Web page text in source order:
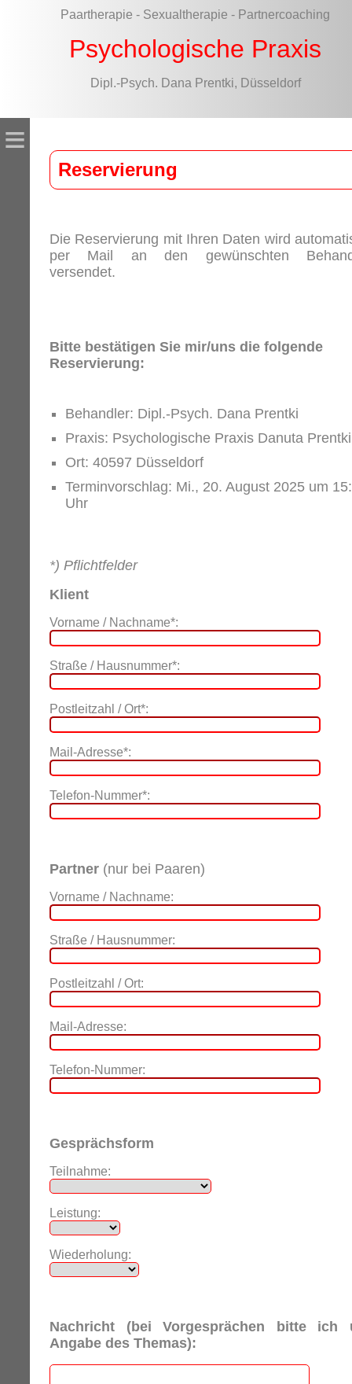
Paartherapie - Sexualtherapie - Partnercoaching
Psychologische Praxis
Dipl.-Psych. Dana Prentki, Düsseldorf
≡
Reservierung
Die Reservierung mit Ihren Daten wird
per Mail an den gewünschten
versendet.
Bitte bestätigen Sie mir/uns die folgende
Reservierung:
Behandler: Dipl.-Psych. Dana Prentki
Praxis: Psychologische Praxis Danuta Prentki
Ort: 40597 Düsseldorf
Terminvorschlag: Mi., 20. August 2025 um
Uhr
*) Pflichtfelder
Klient
Vorname / Nachname*:
Straße / Hausnummer*:
Postleitzahl / Ort*:
Mail-Adresse*:
Telefon-Nummer*:
Partner (nur bei Paaren)
Vorname / Nachname:
Straße / Hausnummer:
Postleitzahl / Ort:
Mail-Adresse:
Telefon-Nummer:
Gesprächsform
Teilnahme:
Leistung:
Wiederholung:
Nachricht (bei Vorgesprächen bitte ich
Angabe des Themas):